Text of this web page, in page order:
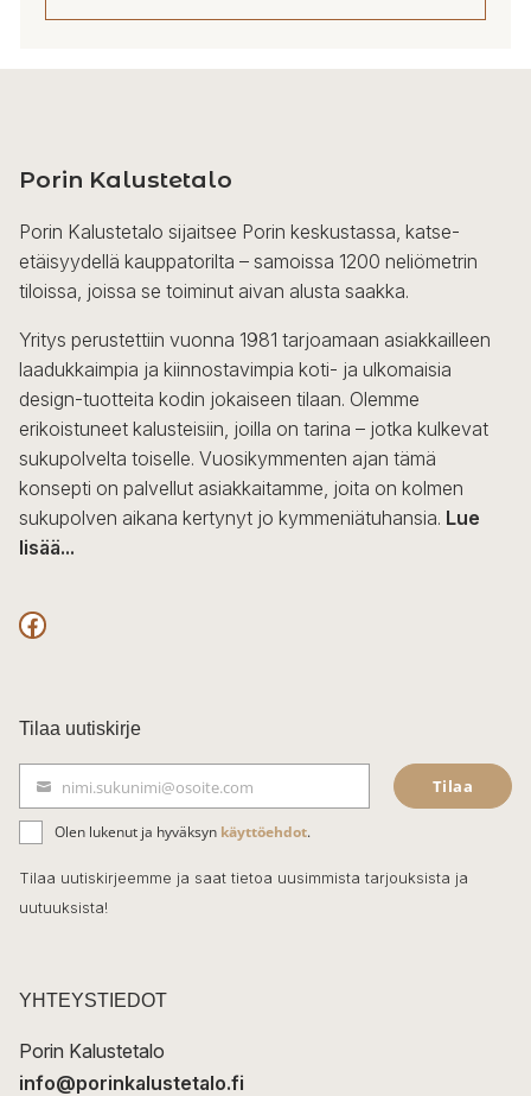
Porin Kalustetalo
Porin Kalustetalo sijaitsee Porin keskustassa, katse-
etäisyydellä kauppatorilta – samoissa 1200 neliömetrin
tiloissa, joissa se toiminut aivan alusta saakka.
Yritys perustettiin vuonna 1981 tarjoamaan asiakkailleen
laadukkaimpia ja kiinnostavimpia koti- ja ulkomaisia
design-tuotteita kodin jokaiseen tilaan. Olemme
erikoistuneet kalusteisiin, joilla on tarina – jotka kulkevat
sukupolvelta toiselle. Vuosikymmenten ajan tämä
konsepti on palvellut asiakkaitamme, joita on kolmen
sukupolven aikana kertynyt jo kymmeniätuhansia. Lue
lisää...
F
c
e
b
o
o
k
Tilaa uutiskirje
ä
h
k
p
t
nimi.sukunimi@osoite.com Tilaa
Olen lukenut ja hyväksyn käyttöehdot.
Tilaa uutiskirjeemme ja saat tietoa uusimmista tarjouksista ja
uutuuksista!
YHTEYSTIEDOT
Porin Kalustetalo
info@porinkalustetalo.fi